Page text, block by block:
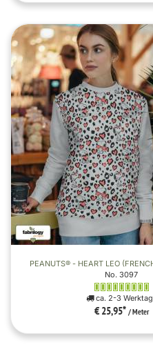
PEANUTS® - HEART LEO
No. 3097
ca. 2-3
€ 25,95* / Meter